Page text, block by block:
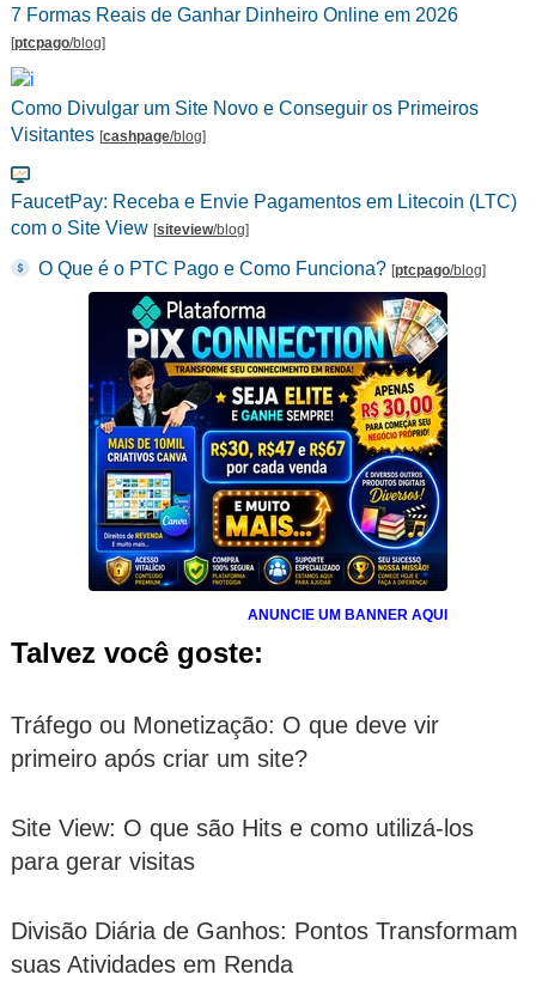
7 Formas Reais de Ganhar Dinheiro Online em 2026
[ptcpago/blog]
Como Divulgar um Site Novo e Conseguir os Primeiros
Visitantes [cashpage/blog]
FaucetPay: Receba e Envie Pagamentos em Litecoin (LTC)
com o Site View [siteview/blog]
O Que é o PTC Pago e Como Funciona? [ptcpago/blog]
ANUNCIE UM BANNER AQUI
Talvez você goste:
Tráfego ou Monetização: O que deve vir
primeiro após criar um site?
Site View: O que são Hits e como utilizá-los
para gerar visitas
Divisão Diária de Ganhos: Pontos Transformam
suas Atividades em Renda